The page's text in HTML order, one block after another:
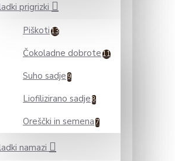
prigrizki
Piškoti 13
Čokoladne dobrote 11
Suho sadje 9
Liofilizirano sadje 8
Oreščki in semena 7
namazi